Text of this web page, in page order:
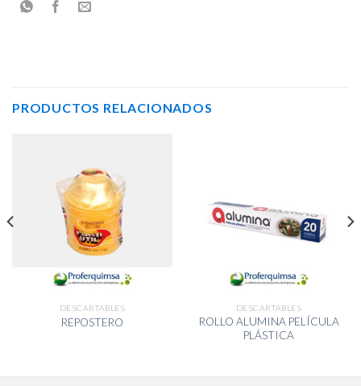
PRODUCTOS RELACIONADOS
DESCARTABLES
REPOSTERO
DESCARTABLES
ROLLO ALUMINA PELÍCULA
PLÁSTICA